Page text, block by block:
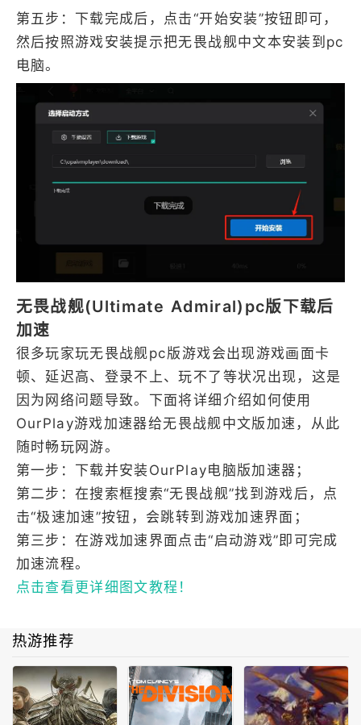
第五步：下载完成后，点击“开始安装”按钮即可，
然后按照游戏安装提示把无畏战舰中文本安装到pc
电脑。
无畏战舰(Ultimate Admiral)pc版下载后
加速
很多玩家玩无畏战舰pc版游戏会出现游戏画面卡
顿、延迟高、登录不上、玩不了等状况出现，这是
因为网络问题导致。下面将详细介绍如何使用
OurPlay游戏加速器给无畏战舰中文版加速，从此
随时畅玩网游。
第一步：下载并安装OurPlay电脑版加速器；
第二步：在搜索框搜索“无畏战舰”找到游戏后，点
击“极速加速”按钮，会跳转到游戏加速界面；
第三步：在游戏加速界面点击“启动游戏”即可完成
加速流程。
点击查看更详细图文教程！
热游推荐